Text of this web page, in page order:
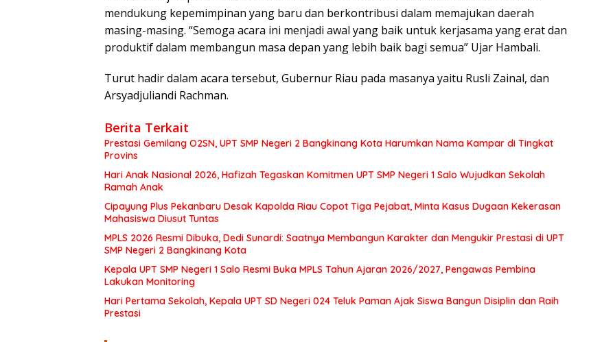
mendukung kepemimpinan yang baru dan berkontribusi dalam memajukan daerah
masing-masing. “Semoga acara ini menjadi awal yang baik untuk kerjasama yang erat dan
produktif dalam membangun masa depan yang lebih baik bagi semua” Ujar Hambali.
Turut hadir dalam acara tersebut, Gubernur Riau pada masanya yaitu Rusli Zainal, dan
Arsyadjuliandi Rachman.
Berita Terkait
Prestasi Gemilang O2SN, UPT SMP Negeri 2 Bangkinang Kota Harumkan Nama Kampar di Tingkat
Provins
Hari Anak Nasional 2026, Hafizah Tegaskan Komitmen UPT SMP Negeri 1 Salo Wujudkan Sekolah
Ramah Anak
Cipayung Plus Pekanbaru Desak Kapolda Riau Copot Tiga Pejabat, Minta Kasus Dugaan Kekerasan
Mahasiswa Diusut Tuntas
MPLS 2026 Resmi Dibuka, Dedi Sunardi: Saatnya Membangun Karakter dan Mengukir Prestasi di UPT
SMP Negeri 2 Bangkinang Kota
Kepala UPT SMP Negeri 1 Salo Resmi Buka MPLS Tahun Ajaran 2026/2027, Pengawas Pembina
Lakukan Monitoring
Hari Pertama Sekolah, Kepala UPT SD Negeri 024 Teluk Paman Ajak Siswa Bangun Disiplin dan Raih
Prestasi